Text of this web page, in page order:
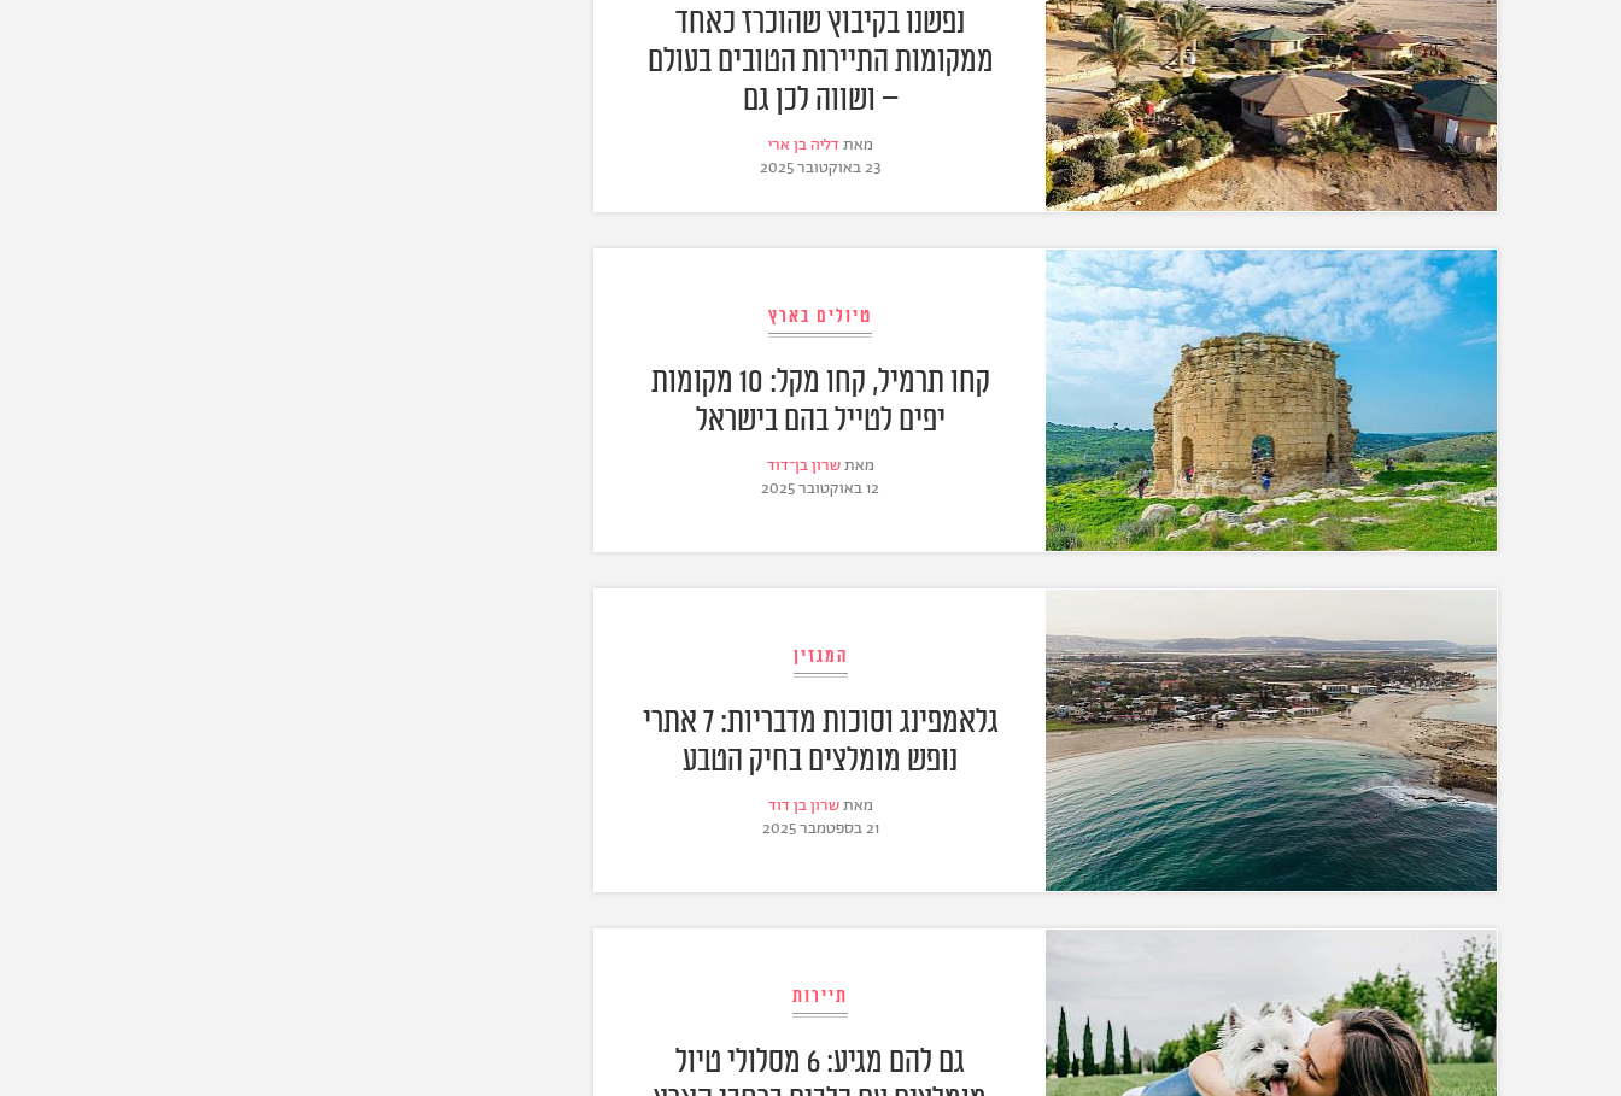
נפשנו בקיבוץ שהוכרז כאחד
ממקומות התיירות הטובים בעולם
– ושווה לכן גם
מאת דליה בן ארי
23 באוקטובר 2025
טיולים בארץ
קחו תרמיל, קחו מקל: 10 מקומות
יפים לטייל בהם בישראל
מאתשרון בן־דוד
12 באוקטובר 2025
המגזין
גלאמפינג וסוכות מדבריות: 7 אתרי
נופש מומלצים בחיק הטבע
מאתשרון בן דוד
21 בספטמבר 2025
תיירות
גם להם מגיע: 6 מסלולי טיול